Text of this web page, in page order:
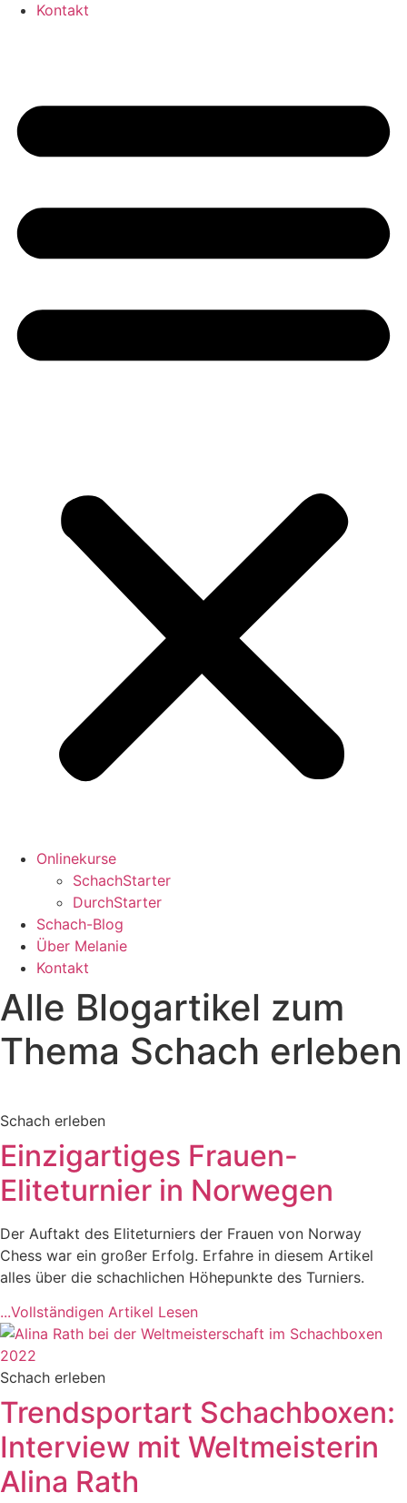
Kontakt
Onlinekurse
SchachStarter
DurchStarter
Schach-Blog
Über Melanie
Kontakt
Alle Blogartikel zum
Thema Schach erleben
Schach erleben
Einzigartiges Frauen-
Eliteturnier in Norwegen
Der Auftakt des Eliteturniers der Frauen von Norway
Chess war ein großer Erfolg. Erfahre in diesem Artikel
alles über die schachlichen Höhepunkte des Turniers.
...Vollständigen Artikel Lesen
Schach erleben
Trendsportart Schachboxen:
Interview mit Weltmeisterin
Alina Rath